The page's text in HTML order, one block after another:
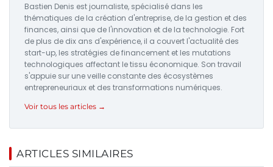
Bastien Denis est journaliste, spécialisé dans les
thématiques de la création d'entreprise, de la gestion et des
finances, ainsi que de l'innovation et de la technologie. Fort
de plus de dix ans d'expérience, il a couvert l'actualité des
start-up, les stratégies de financement et les mutations
technologiques affectant le tissu économique. Son travail
s'appuie sur une veille constante des écosystèmes
entrepreneuriaux et des transformations numériques.
Voir tous les articles →
ARTICLES SIMILAIRES